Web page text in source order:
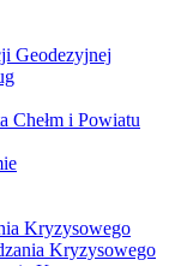
Geodezyjnej
Chełm i Powiatu
Kryzysowego
Kryzysowego